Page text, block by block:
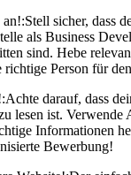
an!:Stell sicher, dass
als Business
sind. Hebe
richtige Person für
Achte darauf, dass
lesen ist. Verwende
Informationen
Bewerbung!